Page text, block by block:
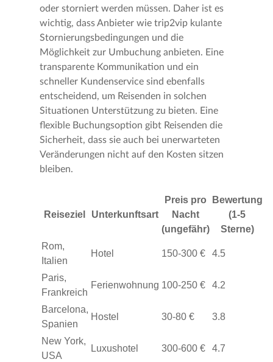
oder storniert werden müssen. Daher ist es
wichtig, dass Anbieter wie trip2vip kulante
Stornierungsbedingungen und die
Möglichkeit zur Umbuchung anbieten. Eine
transparente Kommunikation und ein
schneller Kundenservice sind ebenfalls
entscheidend, um Reisenden in solchen
Situationen Unterstützung zu bieten. Eine
flexible Buchungsoption gibt Reisenden die
Sicherheit, dass sie auch bei unerwarteten
Veränderungen nicht auf den Kosten sitzen
bleiben.
Reiseziel Unterkunftsart
Preis pro
Nacht
(ungefähr)
Bewertung
(1-5
Sterne)
Rom,
Italien
Hotel 150-300 € 4.5
Paris,
Frankreich
Ferienwohnung 100-250 € 4.2
Barcelona,
Spanien
Hostel 30-80 € 3.8
New York,
USA
Luxushotel 300-600 € 4.7